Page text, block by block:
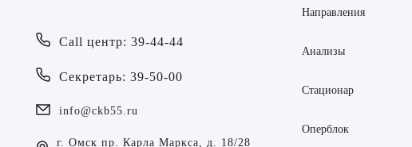
Call центр: 39-44-44
Секретарь: 39-50-00
info@ckb55.ru
г. Омск пр. Карла Маркса, д. 18/28
Направления
Анализы
Стационар
Оперблок
Билер Янина
Богаевская